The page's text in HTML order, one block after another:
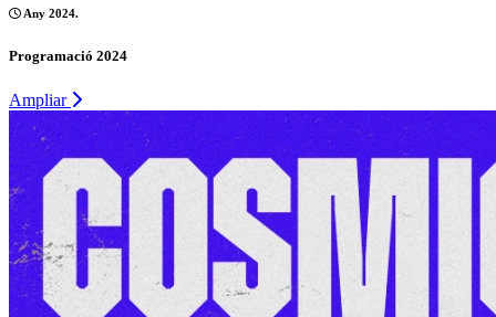
Any 2024.
Programació 2024
Ampliar